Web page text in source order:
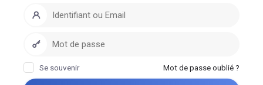
Se souvenir Mot de passe oublié ?